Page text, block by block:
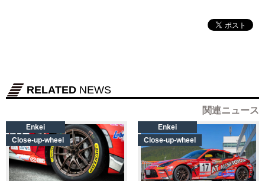
RELATED NEWS
関連ニュース
Enkei
Close-up-wheel
Enkei
Close-up-wheel